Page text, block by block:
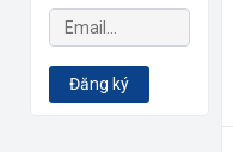
Đăng ký